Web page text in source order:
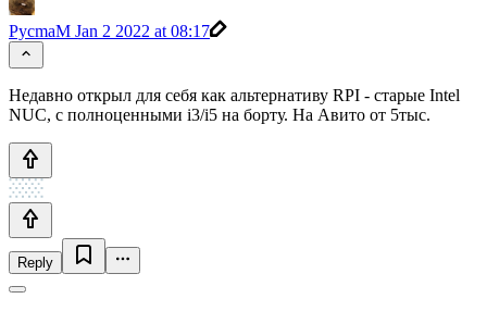
PycmaM Jan 2 2022 at 08:17
Недавно открыл для себя как альтернативу RPI - старые Intel
NUC, с полноценными i3/i5 на борту. На Авито от 5тыс.
Reply